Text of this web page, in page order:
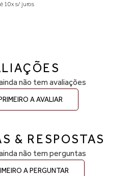
10x s/ juros
não tem avaliações
A AVALIAR
& RESPOSTAS
não tem perguntas
A PERGUNTAR